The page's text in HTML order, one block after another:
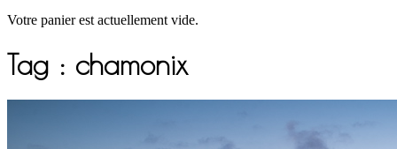
Votre panier est actuellement vide.
Tag : chamonix